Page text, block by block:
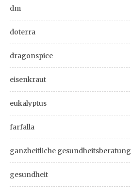
dm
doterra
dragonspice
eisenkraut
eukalyptus
farfalla
ganzheitliche gesundheitsberatung
gesundheit